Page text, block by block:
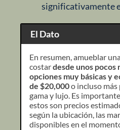
significativamente
El Dato
En resumen, amueblar
costardesde unos pocos
opciones muy básicas y
de $20,000o incluso
gama y lujo. Es
estos son precios
según la ubicación, las
disponibles en el